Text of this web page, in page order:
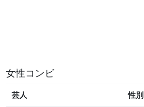
女性コンビ
芸人 性別